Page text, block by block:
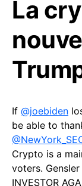
La
If @joebiden
be able to
Crypto is a
voters. Gensler
INVESTOR